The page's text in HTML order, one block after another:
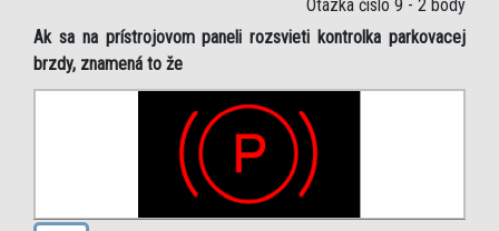
Otázka číslo 9 - 2 body
Ak sa na prístrojovom paneli rozsvieti kontrolka parkovacej
brzdy, znamená to že